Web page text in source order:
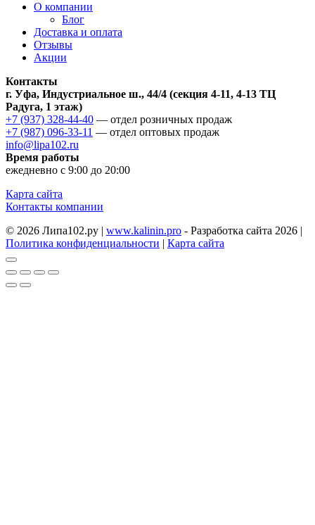
О компании
Блог
Доставка и оплата
Отзывы
Акции
Контакты
г. Уфа, Индустриальное ш., 44/4 (секция 4-11, 4-13 ТЦ
Радуга, 1 этаж)
+7 (937) 328-44-40 — отдел розничных продаж
+7 (987) 096-33-11 — отдел оптовых продаж
info@lipa102.ru
Время работы
ежедневно с 9:00 до 20:00
Карта сайта
Контакты компании
© 2026 Липа102.ру | www.kalinin.pro - Разработка сайта 2026 |
Политика конфиденциальности | Карта сайта